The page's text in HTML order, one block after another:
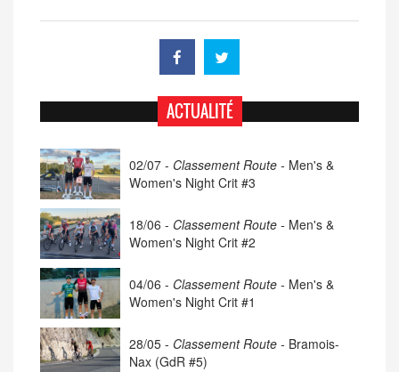
ACTUALITÉ
02/07 - Classement Route - Men's &
Women's Night Crit #3
18/06 - Classement Route - Men's &
Women's Night Crit #2
04/06 - Classement Route - Men's &
Women's Night Crit #1
28/05 - Classement Route - Bramois-
Nax (GdR #5)